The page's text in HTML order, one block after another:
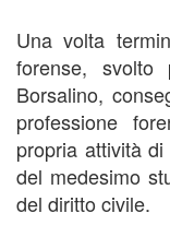
Una volta
forense, svolto
Borsalino,
professione
propria attività
del medesimo
del diritto civile.